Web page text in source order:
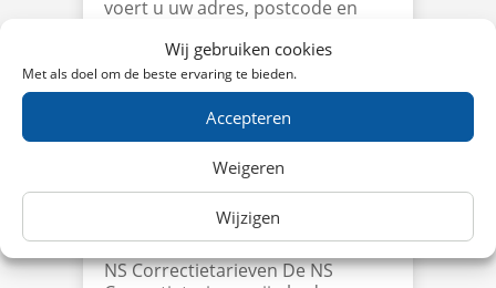
Wij gebruiken cookies
Met als doel om de beste ervaring te bieden.
Accepteren
Weigeren
Wijzigen
voert u uw adres, postcode en
punt. Vervolgens geeft de
reisplanner applicatie de volgende
resultaten: Kosten Vertrektijd
Aankomsttijd Reisduur Mogelijke…
lees meer…
NS Correctietarieven
NS Correctietarieven De NS